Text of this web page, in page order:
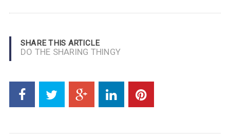
SHARE THIS ARTICLE
DO THE SHARING THINGY